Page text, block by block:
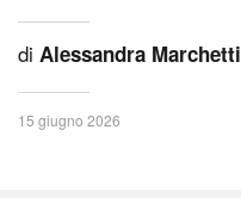
di Alessandra Marchetti
15 giugno 2026